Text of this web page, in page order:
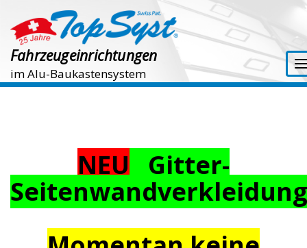
Fahrzeugeinrichtungen
im Alu-Baukastensystem
NEU Gitter-